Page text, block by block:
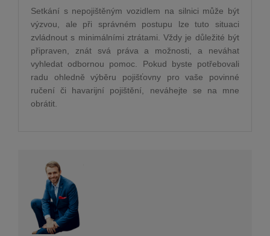
Setkání s nepojištěným vozidlem na silnici může být
výzvou, ale při správném postupu lze tuto situaci
zvládnout s minimálními ztrátami. Vždy je důležité být
připraven, znát svá práva a možnosti, a neváhat
vyhledat odbornou pomoc. Pokud byste potřebovali
radu ohledně výběru pojišťovny pro vaše povinné
ručení či havarijní pojištění, neváhejte se na mne
obrátit.